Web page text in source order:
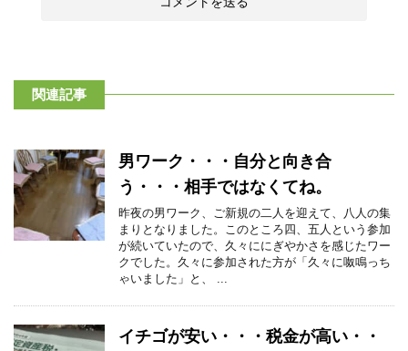
関連記事
男ワーク・・・自分と向き合
う・・・相手ではなくてね。
昨夜の男ワーク、ご新規の二人を迎えて、八人の集
まりとなりました。このところ四、五人という参加
が続いていたので、久々ににぎやかさを感じたワー
クでした。久々に参加された方が「久々に呶鳴っち
ゃいました」と、 ...
イチゴが安い・・・税金が高い・・